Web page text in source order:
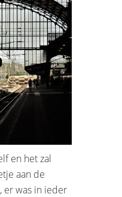
en het zal
aan de
er was in ieder